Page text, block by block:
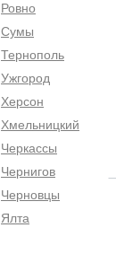
Ровно
Сумы
Тернополь
Ужгород
Херсон
Хмельницкий
Черкассы
Чернигов
Черновцы
Ялта